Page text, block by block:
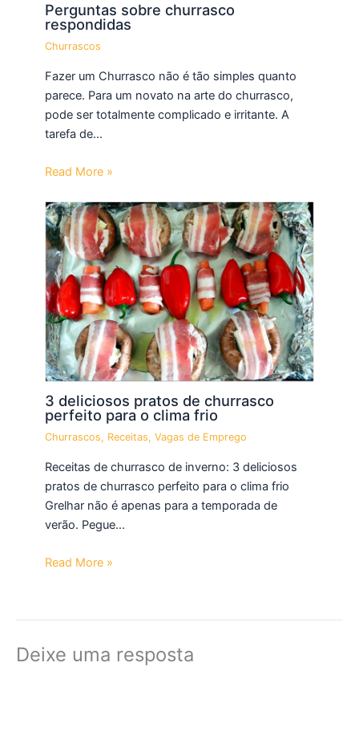
Perguntas sobre churrasco
respondidas
Churrascos
Fazer um Churrasco não é tão simples quanto
parece. Para um novato na arte do churrasco,
pode ser totalmente complicado e irritante. A
tarefa de…
Read More »
3 deliciosos pratos de churrasco
perfeito para o clima frio
Churrascos, Receitas,Vagas de Emprego
Receitas de churrasco de inverno: 3 deliciosos
pratos de churrasco perfeito para o clima frio
Grelhar não é apenas para a temporada de
verão. Pegue…
Read More »
Deixe uma resposta